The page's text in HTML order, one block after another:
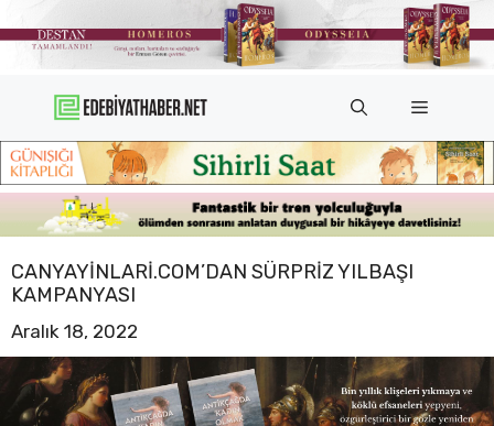
atla
Menü
CANYAYINLARI.COM’DAN SÜRPRIZ YILBAŞI
KAMPANYASI
Aralık 18, 2022